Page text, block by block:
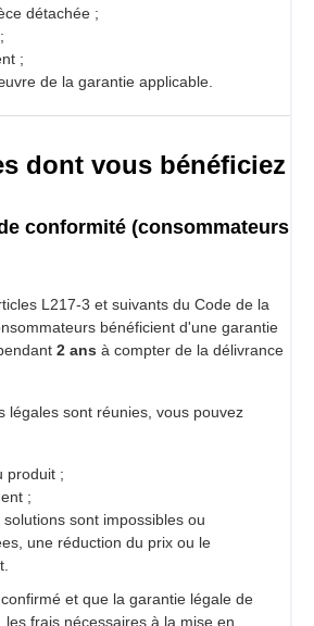
détachée ;
;
de la garantie applicable.
dont vous bénéficiez
conformité (consommateurs
L217-3 et suivants du Code de la
bénéficient d'une garantie
2 ans à compter de la délivrance
légales sont réunies, vous pouvez
produit ;
;
sont impossibles ou
une réduction du prix ou le
et que la garantie légale de
frais nécessaires à la mise en